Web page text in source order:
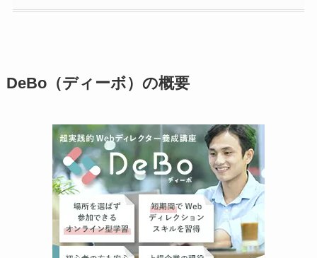
DeBo（ディーボ）の概要